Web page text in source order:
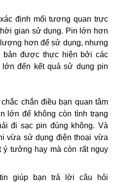
định mối tương quan trực
gian sử dụng. Pin lớn hơn
hơn để sử dụng, nhưng
được thực hiện bởi các
đến kết quả sử dụng pin
chắn điều bạn quan tâm
lớn để không còn tình trạng
đi sạc pin đúng không. Và
vừa sử dụng điện thoại vừa
ý tưởng hay mà còn rất nguy
giúp bạn trả lời câu hỏi